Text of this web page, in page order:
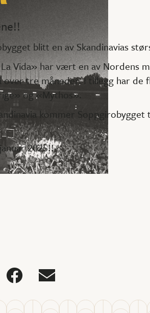
blitt en av Skandinavias
Vida» har vært en av Nordens
tre måneder. I tillegg har de
og «Mythos».
kommer Soppgirobygget
2025!!
 